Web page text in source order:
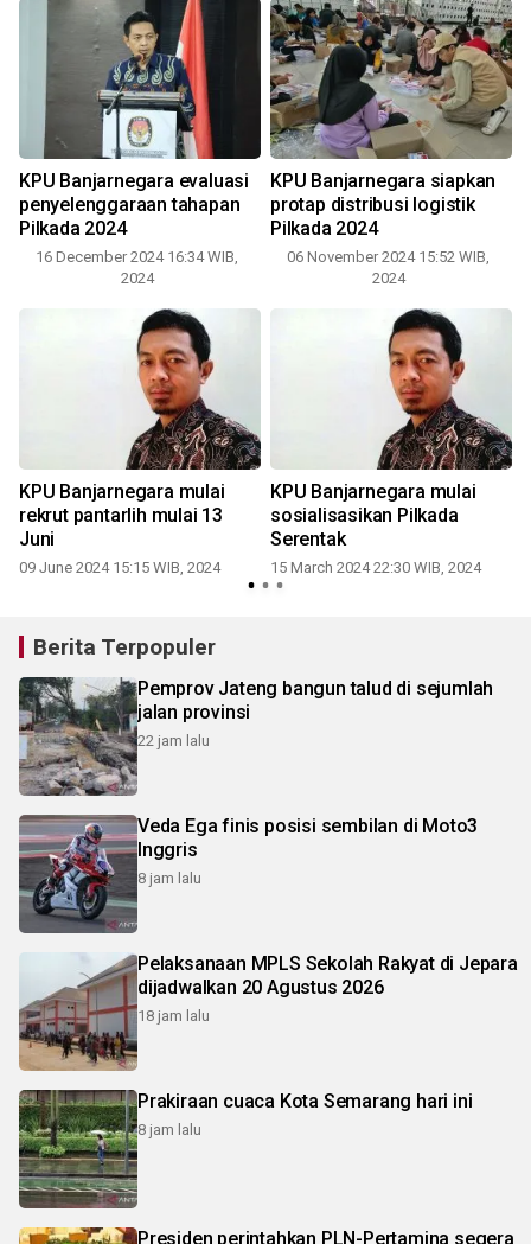
KPU Banjarnegara evaluasi
penyelenggaraan tahapan
Pilkada 2024
16 December 2024 16:34 WIB,
2024
KPU Banjarnegara siapkan
protap distribusi logistik
Pilkada 2024
06 November 2024 15:52 WIB,
2024
KPU Banjarnegara mulai
rekrut pantarlih mulai 13
Juni
09 June 2024 15:15 WIB, 2024
KPU Banjarnegara mulai
sosialisasikan Pilkada
Serentak
15 March 2024 22:30 WIB, 2024
Berita Terpopuler
Pemprov Jateng bangun talud di sejumlah
jalan provinsi
22 jam lalu
Veda Ega finis posisi sembilan di Moto3
Inggris
8 jam lalu
Pelaksanaan MPLS Sekolah Rakyat di Jepara
dijadwalkan 20 Agustus 2026
18 jam lalu
Prakiraan cuaca Kota Semarang hari ini
8 jam lalu
Presiden perintahkan PLN-Pertamina segera